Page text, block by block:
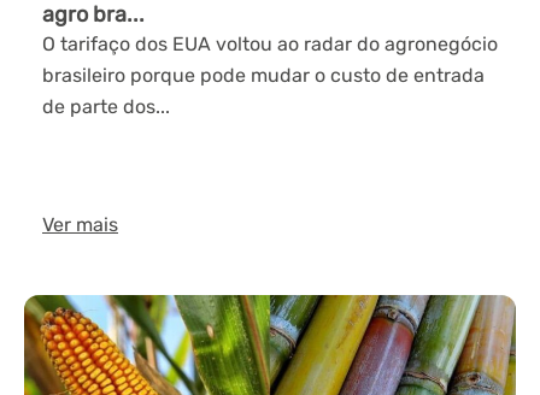
agro bra...
O tarifaço dos EUA voltou ao radar do agronegócio
brasileiro porque pode mudar o custo de entrada
de parte dos...
Ver mais